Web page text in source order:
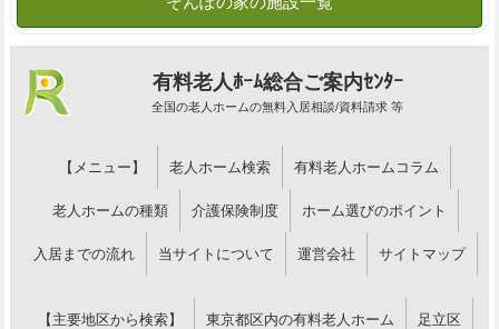
有料老人ﾎｰﾑ総合ご案内ｾﾝﾀｰ
全国の老人ホームの無料入居相談/資料請求 等
【メニュー】 老人ホーム検索 有料老人ホームコラム
老人ホームの種類 介護保険制度 ホーム選びのポイント
入居までの流れ 当サイトについて 運営会社 サイトマップ
【主要地区から検索】 東京都区内の有料老人ホーム 足立区